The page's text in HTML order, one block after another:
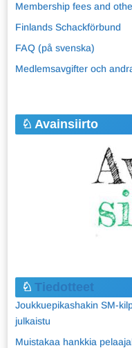
Membership fees and
Finlands Schackförbund
FAQ (på svenska)
Medlemsavgifter och
Avainsiirto
Tiedotteet
Joukkuepikashakin SM-
julkaistu
Muistakaa hankkia